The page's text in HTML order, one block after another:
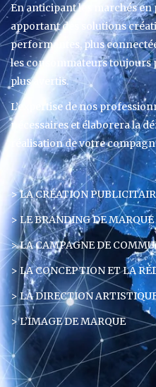
En anticipant les marchés
apportant des solutions
performantes, plus
les consommateurs toujours
plus avertis.
L’expertise de nos
nécessaires et élaborera la
réalisation de votre
> LA CRÉATION
> LE BRANDING DE MARQUE
> LA CAMPAGNE DE
> LA CONCEPTION ET LA
> LA DIRECTION
> L’IMAGE DE MARQUE